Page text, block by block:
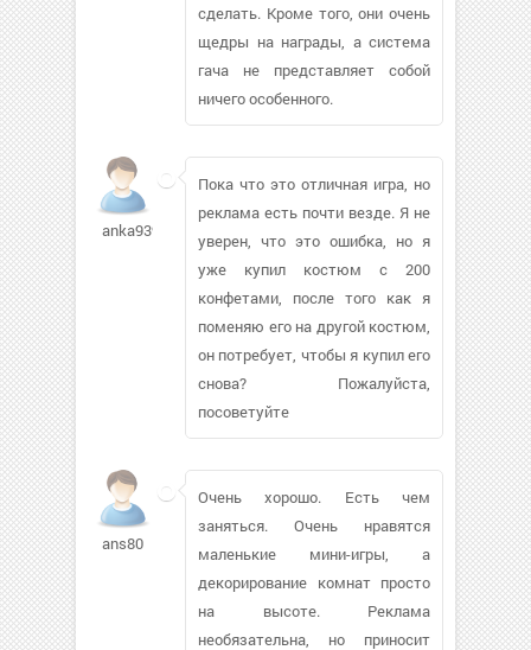
сделать. Кроме того, они очень
щедры на награды, а система
гача не представляет собой
ничего особенного.
anka9393881
Пока что это отличная игра, но
реклама есть почти везде. Я не
уверен, что это ошибка, но я
уже купил костюм с 200
конфетами, после того как я
поменяю его на другой костюм,
он потребует, чтобы я купил его
снова? Пожалуйста,
посоветуйте
ans80
Очень хорошо. Есть чем
заняться. Очень нравятся
маленькие мини-игры, а
декорирование комнат просто
на высоте. Реклама
необязательна, но приносит